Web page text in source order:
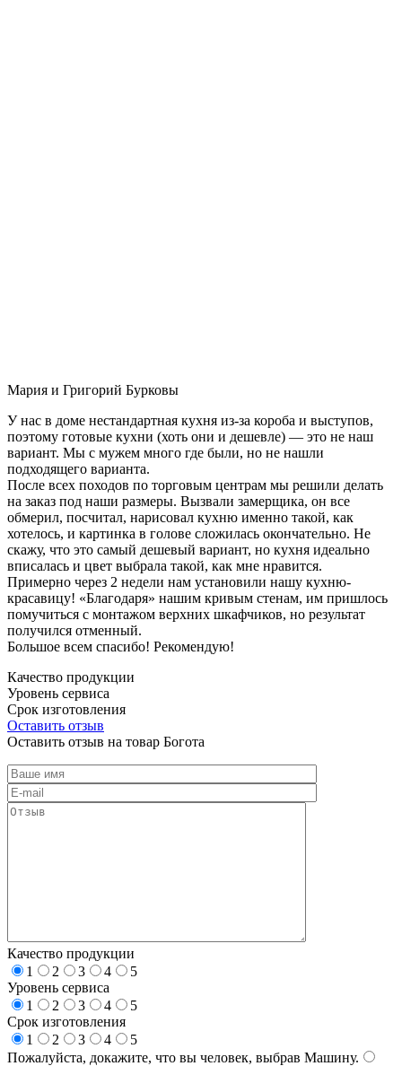
Мария и Григорий Бурковы
У нас в доме нестандартная кухня из-за короба и выступов,
поэтому готовые кухни (хоть они и дешевле) — это не наш
вариант. Мы с мужем много где были, но не нашли
подходящего варианта.
После всех походов по торговым центрам мы решили делать
на заказ под наши размеры. Вызвали замерщика, он все
обмерил, посчитал, нарисовал кухню именно такой, как
хотелось, и картинка в голове сложилась окончательно. Не
скажу, что это самый дешевый вариант, но кухня идеально
вписалась и цвет выбрала такой, как мне нравится.
Примерно через 2 недели нам установили нашу кухню-
красавицу! «Благодаря» нашим кривым стенам, им пришлось
помучиться с монтажом верхних шкафчиков, но результат
получился отменный.
Большое всем спасибо! Рекомендую!
Качество продукции
Уровень сервиса
Срок изготовления
Оставить отзыв
Оставить отзыв на товар Богота
Качество продукции
1
2 3 4
5
Уровень сервиса
1
2 3 4
5
Срок изготовления
1
2 3 4
5
Пожалуйста, докажите, что вы человек, выбрав Машину.